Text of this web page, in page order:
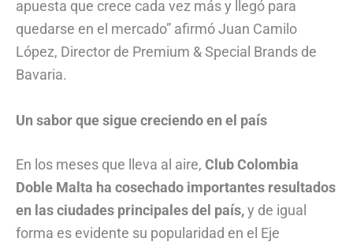
apuesta que crece cada vez más y llegó para
quedarse en el mercado” afirmó Juan Camilo
López, Director de Premium & Special Brands de
Bavaria.
Un sabor que sigue creciendo en el país
En los meses que lleva al aire, Club Colombia
Doble Malta ha cosechado importantes resultados
en las ciudades principales del país,y de igual
forma es evidente su popularidad en el Eje